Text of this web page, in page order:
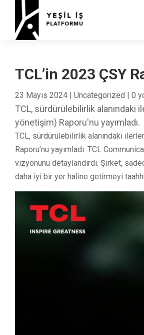
TCL’in 2023 ÇSY
23 Mayıs 2024 | Uncategorized | 0
TCL, sürdürülebilirlik
yönetişim) Raporu'nu yayımladı.
TCL, sürdürülebilirlik alanındaki
Raporu’nu yayımladı. TCL
vizyonunu detaylandırdı. Şirket,
daha iyi bir yer haline getirmeyi